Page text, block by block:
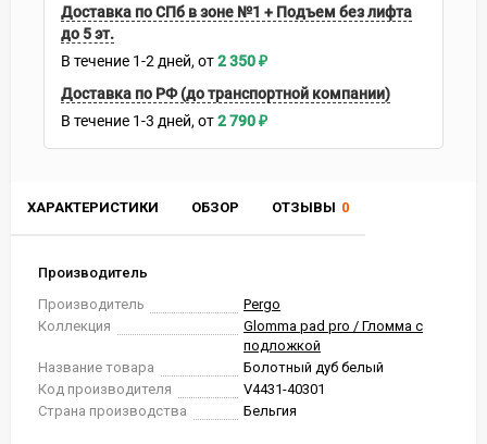
ХАРАКТЕРИСТИКИ ОБЗОР ОТЗЫВЫ 0
Производитель
Производитель
Pergo
Коллекция
Glomma pad pro / Гломма с
подложкой
Название товара
Болотный дуб белый
Код производителя
V4431-40301
Страна производства
Бельгия
Доставка по СПб в зоне №1 + Подъем без лифта
до 5 эт.
В течение 1-2 дней 2 350₽
Доставка по РФ (до транспортной компании)
В течение 1-3 дней 2 790₽